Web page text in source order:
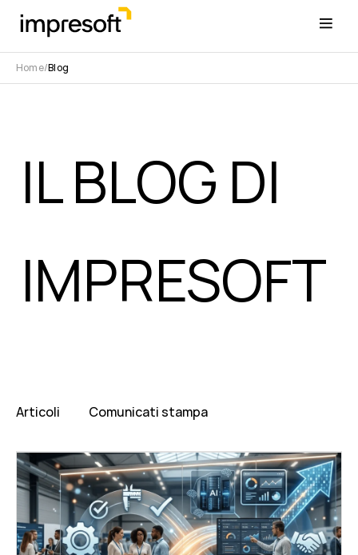
Home Blog
IL BLOG DI
IMPRESOFT
Articoli Comunicati stampa